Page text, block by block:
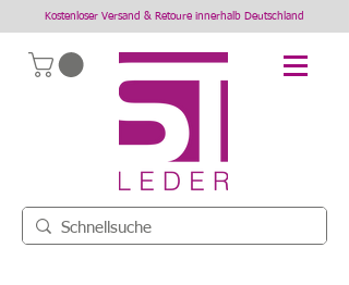
Kostenloser Versand & Retoure innerhalb Deutschland